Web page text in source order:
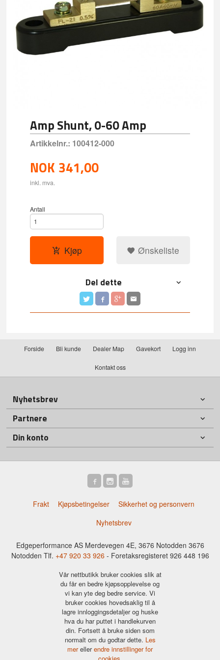
Amp Shunt, 0-60 Amp
Artikkelnr.: 100412-000
NOK 341,00
inkl. mva.
Antall
Kjøp Ønskeliste
Del dette
Forside Bli kunde Dealer Map Gavekort Logg inn
Kontakt oss
Nyhetsbrev
Partnere
Din konto
Frakt Kjøpsbetingelser
Sikkerhet og personvern
Nyhetsbrev
Edgeperformance AS Merdevegen 4E, 3676 Notodden 3676
Notodden Tlf. +47 920 33 926 - Foretaksregisteret 926 448 196
Vår nettbutikk bruker cookies slik at
du får en bedre kjøpsopplevelse og
vi kan yte deg bedre service. Vi
bruker cookies hovedsaklig til å
lagre innloggingsdetaljer og huske
hva du har puttet i handlekurven
din. Fortsett å bruke siden som
normalt om du godtar dette. Les
merellerendre innstillinger for